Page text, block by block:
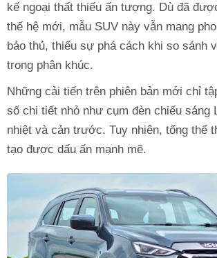
kế ngoại thất thiếu ấn tượng. Dù đã
thế hệ mới, mẫu SUV này vẫn mang
bảo thủ, thiếu sự phá cách khi so sánh
trong phân khúc.
Những cải tiến trên phiên bản mới chỉ
số chi tiết nhỏ như cụm đèn chiếu sáng
nhiệt và cản trước. Tuy nhiên, tổng thể
tạo được dấu ấn mạnh mẽ.